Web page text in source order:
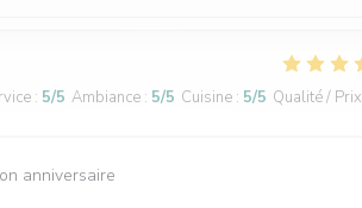
: 5/5 Ambiance : 5/5 Cuisine : 5/5 Qualité / Prix
anniversaire